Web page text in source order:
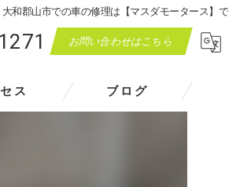
大和郡山市での車の修理は【マスダモータース】で
お問い合わせはこちら
ス ブログ